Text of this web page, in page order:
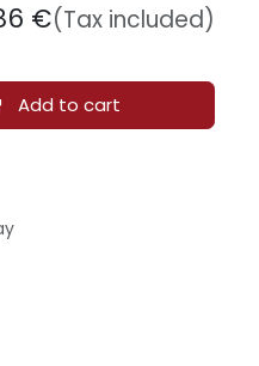
Add to cart
€(Tax included)